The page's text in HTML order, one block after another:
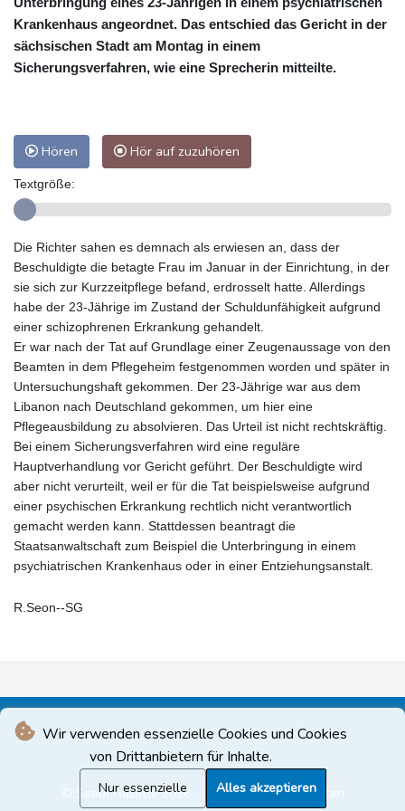
Wir verwenden essenzielle Cookies und Cookies
von Drittanbietern für Inhalte.
Nur essenzielle Alles akzeptieren
Krankenhaus angeordnet. Das entschied das Gericht in der
sächsischen Stadt am Montag in einem
Sicherungsverfahren, wie eine Sprecherin mitteilte.
Hören Hör auf zuzuhören
Textgröße:
Die Richter sahen es demnach als erwiesen an, dass der
Beschuldigte die betagte Frau im Januar in der Einrichtung, in der
sie sich zur Kurzzeitpflege befand, erdrosselt hatte. Allerdings
habe der 23-Jährige im Zustand der Schuldunfähigkeit aufgrund
einer schizophrenen Erkrankung gehandelt.
Er war nach der Tat auf Grundlage einer Zeugenaussage von den
Beamten in dem Pflegeheim festgenommen worden und später in
Untersuchungshaft gekommen. Der 23-Jährige war aus dem
Libanon nach Deutschland gekommen, um hier eine
Pflegeausbildung zu absolvieren. Das Urteil ist nicht rechtskräftig.
Bei einem Sicherungsverfahren wird eine reguläre
Hauptverhandlung vor Gericht geführt. Der Beschuldigte wird
aber nicht verurteilt, weil er für die Tat beispielsweise aufgrund
einer psychischen Erkrankung rechtlich nicht verantwortlich
gemacht werden kann. Stattdessen beantragt die
Staatsanwaltschaft zum Beispiel die Unterbringung in einem
psychiatrischen Krankenhaus oder in einer Entziehungsanstalt.
R.Seon--SG
© Seoul Gazette 2026 - Alle Rechte vorbehalten